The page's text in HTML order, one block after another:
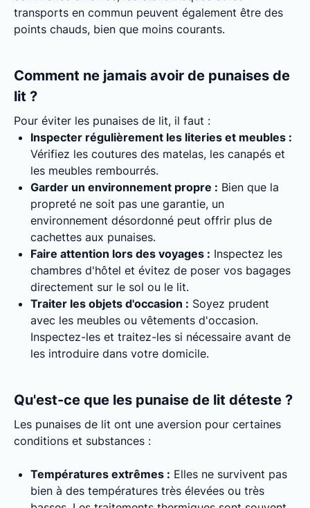
transports en commun peuvent également être des
points chauds, bien que moins courants.
Comment ne jamais avoir de punaises de
lit ?
Pour éviter les punaises de lit, il faut :
Inspecter régulièrement les literies et meubles :
Vérifiez les coutures des matelas, les canapés et
les meubles rembourrés.
Garder un environnement propre : Bien que la
propreté ne soit pas une garantie, un
environnement désordonné peut offrir plus de
cachettes aux punaises.
Faire attention lors des voyages : Inspectez les
chambres d'hôtel et évitez de poser vos bagages
directement sur le sol ou le lit.
Traiter les objets d'occasion : Soyez prudent
avec les meubles ou vêtements d'occasion.
Inspectez-les et traitez-les si nécessaire avant de
les introduire dans votre domicile.
Qu'est-ce que les punaise de lit déteste ?
Les punaises de lit ont une aversion pour certaines
conditions et substances :
Températures extrêmes : Elles ne survivent pas
bien à des températures très élevées ou très